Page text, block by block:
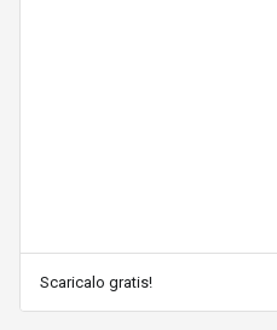
Scaricalo gratis!